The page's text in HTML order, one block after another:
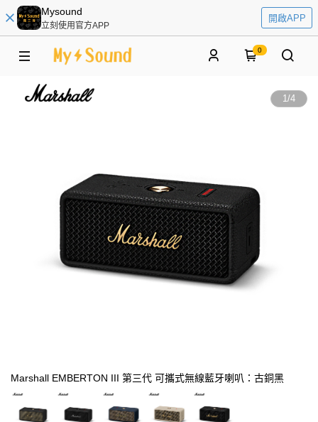
Mysound
立刻使用官方APP
開啟APP
0
1/4
Marshall EMBERTON III 第三代 可攜式無線藍牙喇叭：古銅黑